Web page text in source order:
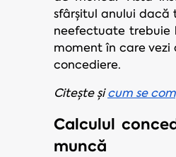
sfârșitul anului dacă
neefectuate trebuie
moment în care
concediere.
Citește șicum se
Calculul
muncă